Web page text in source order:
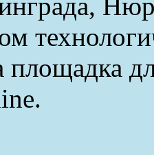
площадка